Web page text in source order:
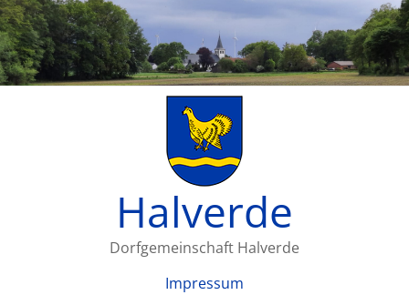
Halverde
Dorfgemeinschaft Halverde
Impressum